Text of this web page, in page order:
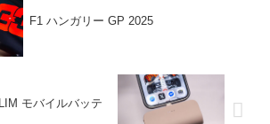
F1 ハンガリー GP 2025
モバイルバッテ